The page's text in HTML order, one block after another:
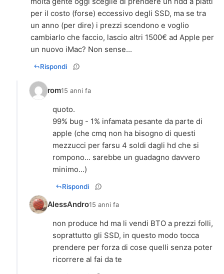
per il costo (forse) eccessivo degli SSD, ma se tra
un anno (per dire) i prezzi scendono e voglio
cambiarlo che faccio, lascio altri 1500€ ad Apple per
un nuovo iMac? Non sense...
Rispondi
rom15 anni fa
quoto.
99% bug - 1% infamata pesante da parte di
apple (che cmq non ha bisogno di questi
mezzucci per farsu 4 soldi dagli hd che si
rompono... sarebbe un guadagno davvero
minimo...)
Rispondi
AlessAndro15 anni fa
non produce hd ma li vendi BTO a prezzi folli,
soprattutto gli SSD, in questo modo tocca
prendere per forza di cose quelli senza poter
ricorrere al fai da te